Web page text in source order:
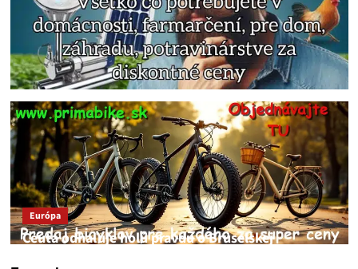
Európa
Ceuta odhaľuje holú pravdu o Bruselskej